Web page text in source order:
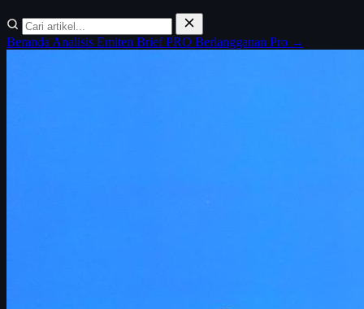
Beranda Analisis Emiten BriefPRO Berlangganan Pro →